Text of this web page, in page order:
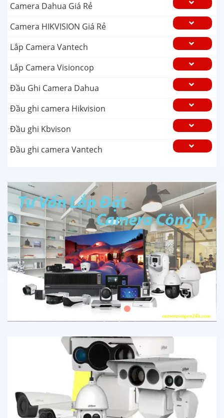
Camera Dahua Giá Rẻ
Camera HIKVISION Giá Rẻ
Lắp Camera Vantech
Lắp Camera Visioncop
Đầu Ghi Camera Dahua
Đầu ghi camera Hikvision
Đầu ghi Kbvison
Đầu ghi camera Vantech